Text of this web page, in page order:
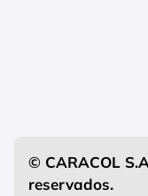
© CARACOL
reservados.